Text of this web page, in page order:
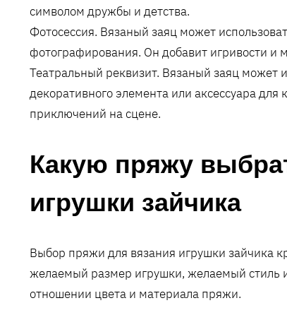
символом дружбы и детства.
Фотосессия. Вязаный заяц может
фотографирования. Он добавит игривости
Театральный реквизит. Вязаный заяц может
декоративного элемента или аксессуара
приключений на сцене.
Какую пряжу
игрушки зайчика
Выбор пряжи для вязания игрушки зайчика
желаемый размер игрушки, желаемый стиль
отношении цвета и материала пряжи.